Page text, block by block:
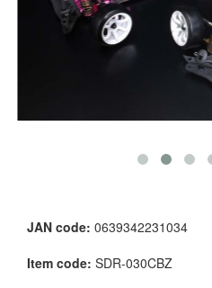
JAN code: 0639342231034
Item code: SDR-030CBZ